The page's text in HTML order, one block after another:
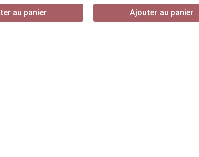
au panier Ajouter au panier